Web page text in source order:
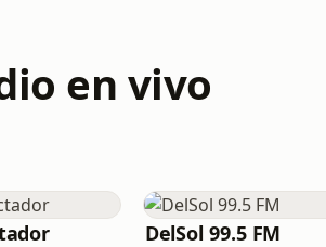
en vivo
DelSol 99.5 FM